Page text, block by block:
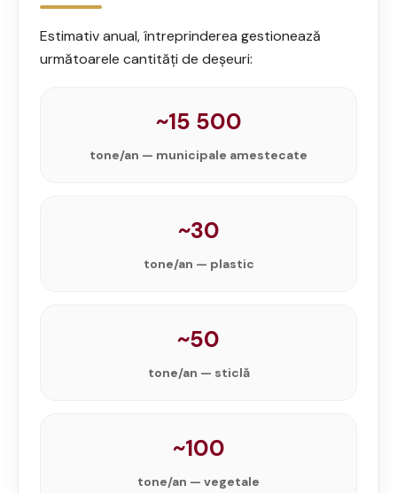
Estimativ anual, întreprinderea gestionează
următoarele cantități de deșeuri:
~15 500
tone/an — municipale amestecate
~30
tone/an — plastic
~50
tone/an — sticlă
~100
tone/an — vegetale